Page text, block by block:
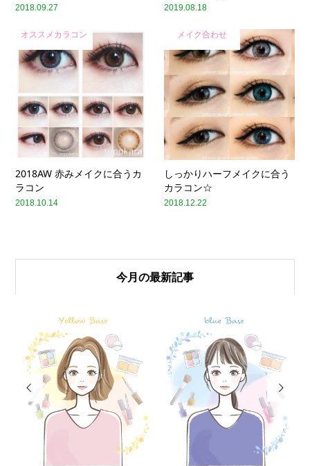
2018.09.27 2019.08.18
オススメカラコン
2018AW 赤みメイクに合うカ
ラコン
2018.10.14
メイク合わせ
しっかりハーフメイクに合う
カラコン☆
2018.12.22
今月の最新記事
 